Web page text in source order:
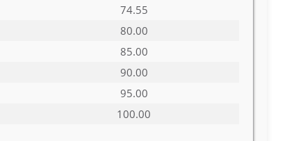
74.55
80.00
85.00
90.00
95.00
100.00